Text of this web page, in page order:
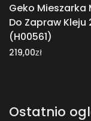
Geko Mieszarka
Do Zapraw Kleju
(H00561)
219,00zł
Ostatnio